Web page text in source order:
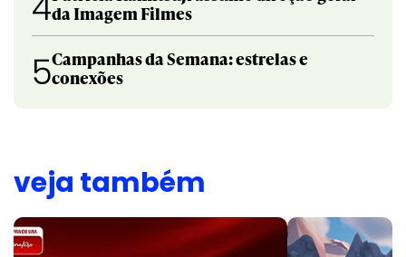
da Imagem Filmes
5Campanhas da Semana: estrelas e
conexões
veja também